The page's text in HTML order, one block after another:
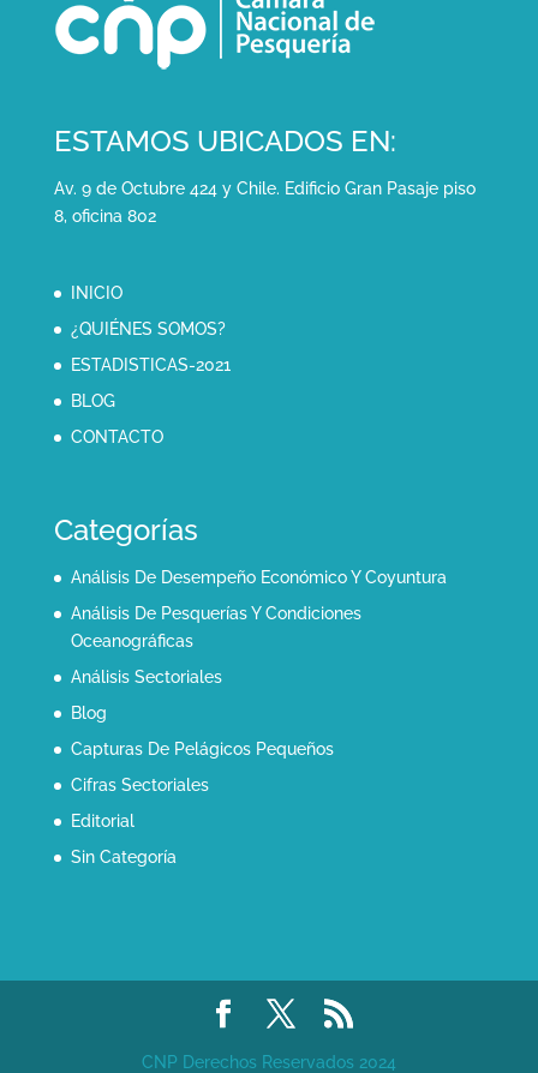
ESTAMOS UBICADOS EN:
Av. 9 de Octubre 424 y Chile. Edificio Gran Pasaje piso
8, oficina 802
INICIO
¿QUIÉNES SOMOS?
ESTADISTICAS-2021
BLOG
CONTACTO
Categorías
Análisis De Desempeño Económico Y Coyuntura
Análisis De Pesquerías Y Condiciones
Oceanográficas
Análisis Sectoriales
Blog
Capturas De Pelágicos Pequeños
Cifras Sectoriales
Editorial
Sin Categoría
CNP Derechos Reservados 2024